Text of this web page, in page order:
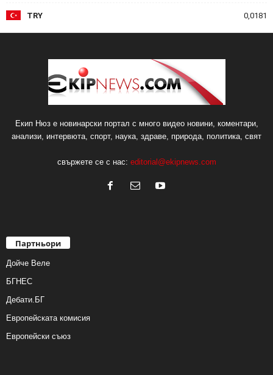
TRY 0,0181
Екип Нюз е новинарски портал с много видео новини, коментари,
анализи, интервюта, спорт, наука, здраве, природа, политика, свят
свържете се с нас: editorial@ekipnews.com
Партньори
Дойче Веле
БГНЕС
Дебати.БГ
Европейската комисия
Европейски съюз